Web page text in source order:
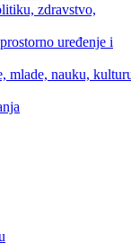
i radne odnose
zdravstvo,
uređenje i
mlade, nauku,